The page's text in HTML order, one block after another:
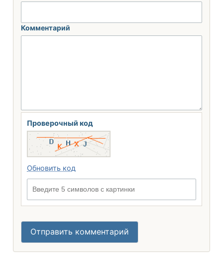
Комментарий
Проверочный код
Обновить код
Отправить комментарий